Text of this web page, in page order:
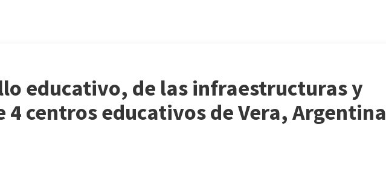
educativo, de las infraestructuras y
centros educativos de Vera, Argentina